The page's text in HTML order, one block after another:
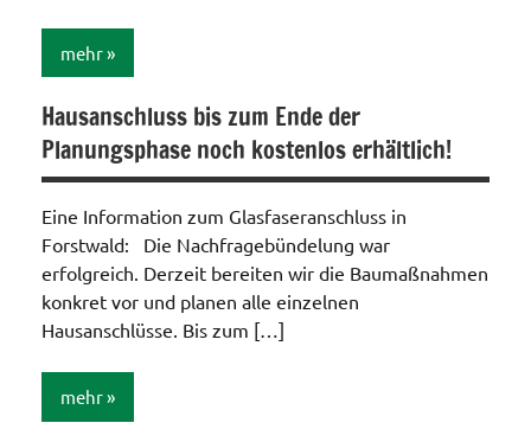
mehr
Internet
/
Telefon
Funk
Hausanschluss bis zum Ende der
Planungsphase noch kostenlos erhältlich!
Eine Information zum Glasfaseranschluss in
Forstwald: Die Nachfragebündelung war
erfolgreich. Derzeit bereiten wir die Baumaßnahmen
konkret vor und planen alle einzelnen
Hausanschlüsse. Bis zum […]
mehr